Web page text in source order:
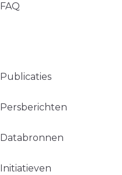
FAQ
Publicaties
Persberichten
Databronnen
Initiatieven